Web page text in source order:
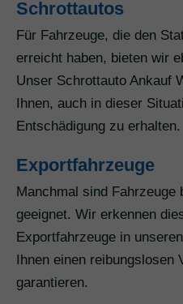
Schrottautos
Für Fahrzeuge, die den
erreicht haben, bieten wir
Unser Schrottauto Ankauf
Ihnen, auch in dieser
Entschädigung zu erhalten.
Exportfahrzeuge
Manchmal sind Fahrzeuge
geeignet. Wir erkennen
Exportfahrzeuge in
Ihnen einen reibungslosen
garantieren.